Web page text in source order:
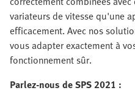
variateurs de vitesse qu'une
efficacement. Avec nos
vous adapter exactement à
fonctionnement sûr.
Parlez-nous de SPS 2021 :